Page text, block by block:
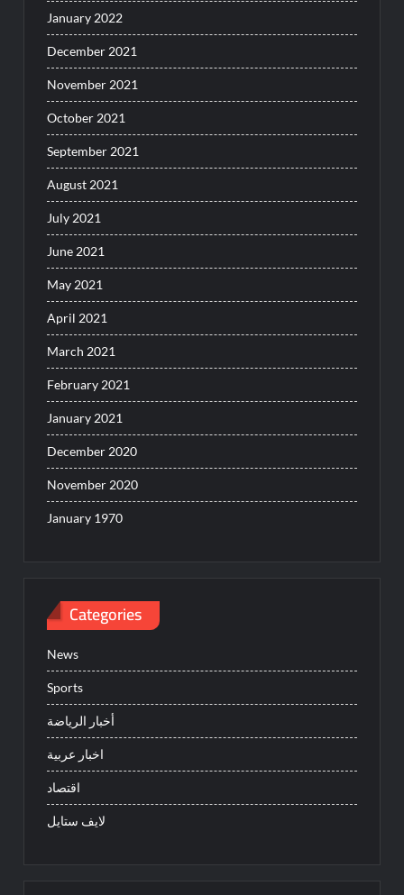
January 2022
December 2021
November 2021
October 2021
September 2021
August 2021
July 2021
June 2021
May 2021
April 2021
March 2021
February 2021
January 2021
December 2020
November 2020
January 1970
Categories
News
Sports
أخبار الرياضة
اخبار عربية
اقتصاد
لايف ستايل